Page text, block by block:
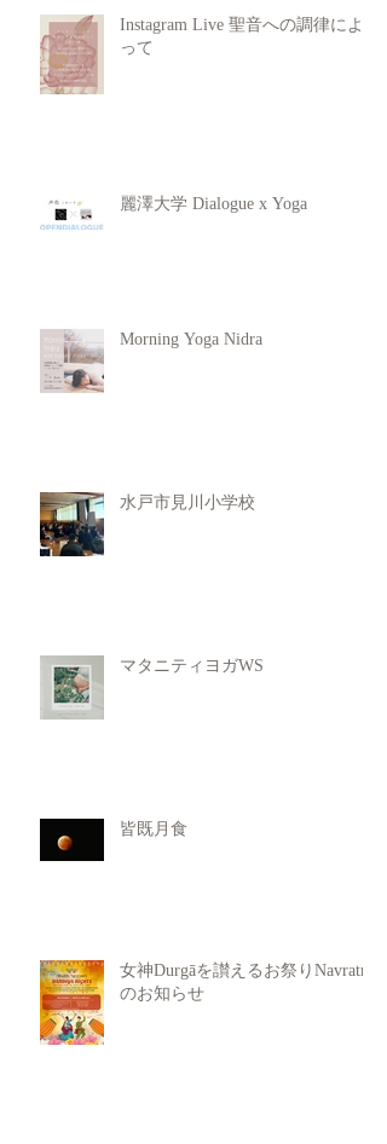
Instagram Live 聖音への調律によ
って
麗澤大学 Dialogue x Yoga
Morning Yoga Nidra
水戸市見川小学校
マタニティヨガWS
皆既月食
女神Durgāを讃えるお祭りNavratri
のお知らせ